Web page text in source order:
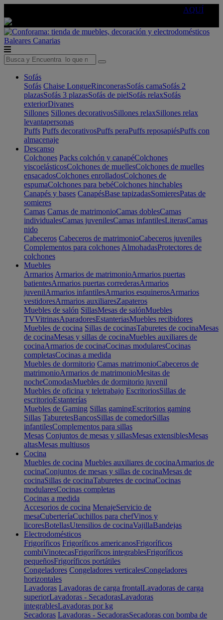
AQUÍ
Baleares Canarias
Sofás
Sofás Chaise LongueRinconerasSofás camaSofás 2
plazasSofás 3 plazasSofás de pielSofás relaxSofás
exteriorDivanes
Sillones Sillones decorativosSillones relaxSillones relax
levantapersonas
Puffs Puffs decorativosPuffs peraPuffs reposapiésPuffs con
almacenaje
Descanso
Colchones Packs colchón y canapéColchones
viscoelásticosColchones de muellesColchones de muelles
ensacadosColchones enrolladosColchones de
espumaColchones para bebéColchones hinchables
Canapés y bases CanapésBase tapizadasSomieresPatas de
somieres
Camas Camas de matrimonioCamas doblesCamas
individualesCamas juvenilesCamas infantilesLiterasCamas
nido
Cabeceros Cabeceros de matrimonioCabeceros juveniles
Complementos para colchones AlmohadasProtectores de
colchones
Muebles
Armarios Armarios de matrimonioArmarios puertas
batientesArmarios puertas correderasArmarios
juvenilArmarios infantilesArmarios esquinerosArmarios
vestidoresArmarios auxiliaresZapateros
Muebles de salón SillasMesas de salónMuebles
TVVitrinasAparadoresEstanteriasMuebles recibidores
Muebles de cocina Sillas de cocinasTaburetes de cocinaMesas
de cocinaMesas y sillas de cocinaMuebles auxiliares de
cocinaArmarios de cocinaCocinas modularesCocinas
completasCocinas a medida
Muebles de dormitorio Camas matrimonioCabeceros de
matrimonioArmarios de matrimonioMesitas de
nocheComodasMuebles de dormitorio juvenil
Muebles de oficina y teletrabajo EscritoriosSillas de
escritorioEstanterías
Muebles de Gaming Sillas gamingEscritorios gaming
Sillas TaburetesBancosSillas de comedorSillas
infantilesComplementos para sillas
Mesas Conjuntos de mesas y sillasMesas extensiblesMesas
altasMesas multiusos
Cocina
Muebles de cocina Muebles auxiliares de cocinaArmarios de
cocinaConjuntos de mesas y sillas de cocinaMesas de
cocinaSillas de cocinaTaburetes de cocinaCocinas
modularesCocinas completas
Cocinas a medida
Accesorios de cocina MenajeServicio de
mesaCuberteríaCuchillos para chefVinos y
licoresBotellasUtensilios de cocinaVajillaBandejas
Electrodomésticos
Frigoríficos Frigoríficos americanosFrigoríficos
combiVinotecasFrigoríficos integrablesFrigoríficos
pequeñosFrigoríficos portátiles
Congeladores Congeladores verticalesCongeladores
horizontales
Lavadoras Lavadoras de carga frontalLavadoras de carga
superiorLavadoras - SecadorasLavadoras
integrablesLavadoras por kg
Secadoras Lavadoras - SecadorasSecadoras con bomba de